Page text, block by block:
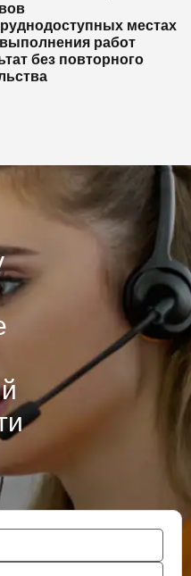
местах
работ
без повторного